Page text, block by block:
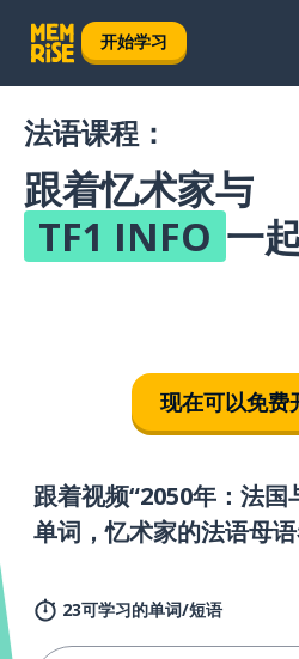
开始学习
法语课程：
跟着忆术家与
TF1 INFO 一
现在可以免费
跟着视频“2050年：法
单词，忆术家的法语母
23可学习的单词/短语